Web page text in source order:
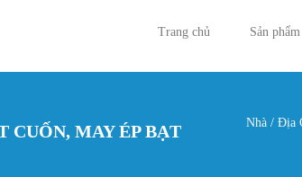
Trang chủ
Sản phẩm
CUỐN, MAY ÉP BẠT
Nhà / Địa